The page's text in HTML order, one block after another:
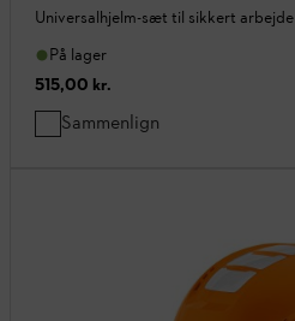
Universalhjelm-sæt til sikkert arbejde
På lager
515,00 kr.
Sammenlign